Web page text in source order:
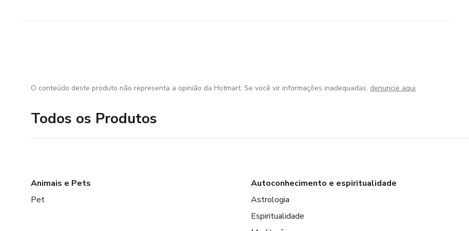
O conteúdo deste produto não representa a opinião da Hotmart. Se você vir informações inadequadas, denuncie aqui
Todos os Produtos
Animais e Pets
Pet
Autoconhecimento e espiritualidade
Astrologia
Espiritualidade